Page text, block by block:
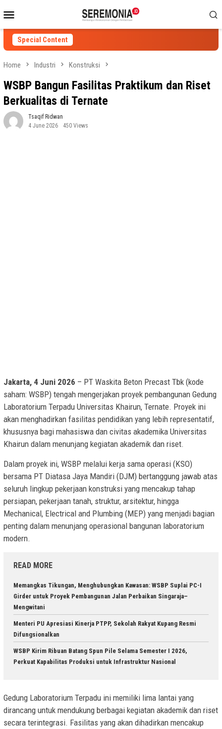
to
contentMenu
Special Content
Home Industri Konstruksi
WSBP Bangun Fasilitas Praktikum dan Riset
Berkualitas di Ternate
Tsaqif Ridwan
4 June 2026
450 Views
Jakarta, 4 Juni 2026 – PT Waskita Beton Precast Tbk (kode
saham: WSBP) tengah mengerjakan proyek pembangunan Gedung
Laboratorium Terpadu Universitas Khairun, Ternate. Proyek ini
akan menghadirkan fasilitas pendidikan yang lebih representatif,
khususnya bagi mahasiswa dan civitas akademika Universitas
Khairun dalam menunjang kegiatan akademik dan riset.
Dalam proyek ini, WSBP melalui kerja sama operasi (KSO)
bersama PT Diatasa Jaya Mandiri (DJM) bertanggung jawab atas
seluruh lingkup pekerjaan konstruksi yang mencakup tahap
persiapan, pekerjaan tanah, struktur, arsitektur, hingga
Mechanical, Electrical and Plumbing (MEP) yang menjadi bagian
penting dalam menunjang operasional bangunan laboratorium
modern.
READ MORE
Memangkas Tikungan, Menghubungkan Kawasan: WSBP Suplai PC-I
Girder untuk Proyek Pembangunan Jalan Perbaikan Singaraja–
Mengwitani
Menteri PU Apresiasi Kinerja PTPP, Sekolah Rakyat Kupang Resmi
Difungsionalkan
WSBP Kirim Ribuan Batang Spun Pile Selama Semester I 2026,
Perkuat Kapabilitas Produksi untuk Infrastruktur Nasional
Gedung Laboratorium Terpadu ini memiliki lima lantai yang
dirancang untuk mendukung berbagai kegiatan akademik dan riset
secara terintegrasi. Fasilitas yang akan dihadirkan mencakup